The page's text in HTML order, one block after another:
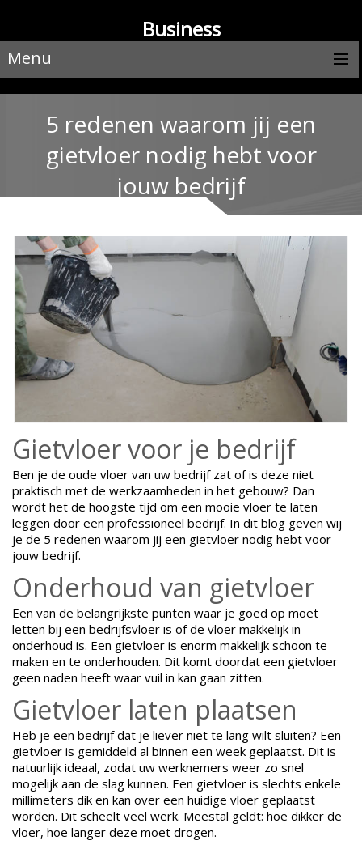
Business
Menu
5 redenen waarom jij een
gietvloer nodig hebt voor
jouw bedrijf
Gietvloer voor je bedrijf
Ben je de oude vloer van uw bedrijf zat of is deze niet
praktisch met de werkzaamheden in het gebouw? Dan
wordt het de hoogste tijd om een mooie vloer te laten
leggen door een professioneel bedrijf. In dit blog geven wij
je de 5 redenen waarom jij een gietvloer nodig hebt voor
jouw bedrijf.
Onderhoud van gietvloer
Een van de belangrijkste punten waar je goed op moet
letten bij een bedrijfsvloer is of de vloer makkelijk in
onderhoud is. Een gietvloer is enorm makkelijk schoon te
maken en te onderhouden. Dit komt doordat een gietvloer
geen naden heeft waar vuil in kan gaan zitten.
Gietvloer laten plaatsen
Heb je een bedrijf dat je liever niet te lang wilt sluiten? Een
gietvloer is gemiddeld al binnen een week geplaatst. Dit is
natuurlijk ideaal, zodat uw werknemers weer zo snel
mogelijk aan de slag kunnen. Een gietvloer is slechts enkele
millimeters dik en kan over een huidige vloer geplaatst
worden. Dit scheelt veel werk. Meestal geldt: hoe dikker de
vloer, hoe langer deze moet drogen.